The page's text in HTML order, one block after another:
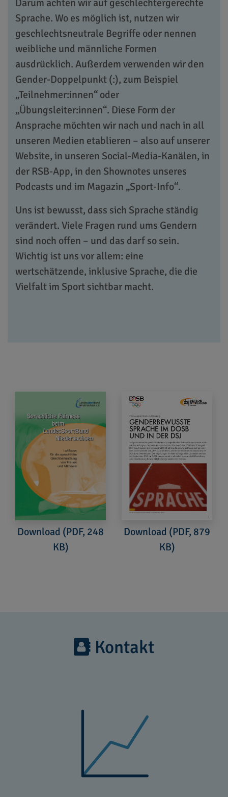
Darum achten wir auf geschlechtergerechte
Sprache. Wo es möglich ist, nutzen wir
geschlechtsneutrale Begriffe oder nennen
weibliche und männliche Formen
ausdrücklich. Außerdem verwenden wir den
Gender-Doppelpunkt (:), zum Beispiel
„Teilnehmer:innen“ oder
„Übungsleiter:innen“. Diese Form der
Ansprache möchten wir nach und nach in all
unseren Medien etablieren – also auf unserer
Website, in unseren Social-Media-Kanälen, in
der RSB-App, in den Shownotes unseres
Podcasts und im Magazin „Sport-Info“.
Uns ist bewusst, dass sich Sprache ständig
verändert. Viele Fragen rund ums Gendern
sind noch offen – und das darf so sein.
Wichtig ist uns vor allem: eine
wertschätzende, inklusive Sprache, die die
Vielfalt im Sport sichtbar macht.
Download (PDF, 248
KB)
Download (PDF, 879
KB)
Kontakt